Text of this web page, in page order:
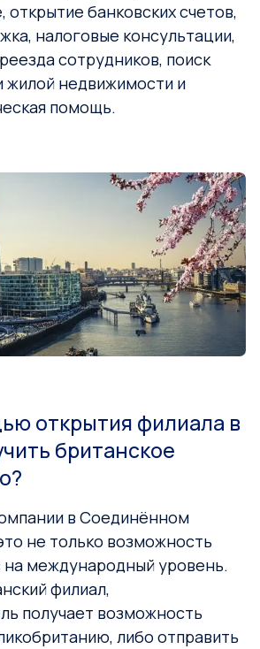
банковских счетов,
налоговые консультации,
сотрудников, поиск
жилой недвижимости и
помощь.
открытия филиала в
британское
в Соединённом
не только возможность
на международный уровень.
филиал,
получает возможность
либо отправить